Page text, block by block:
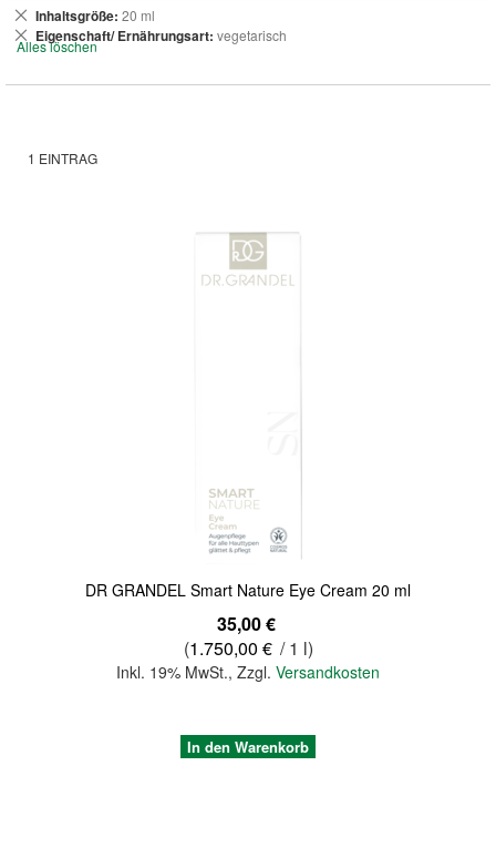
1 EINTRAG
DR GRANDEL Smart Nature Eye Cream 20 ml
35,00 €
(1.750,00 € / 1 l)
Inkl. 19% MwSt., Zzgl. Versandkosten
In den Warenkorb
Inhaltsgröße 20 ml
Dies
entfernen
Eigenschaft/ Ernährungsart vegetarisch
Dies
entfernen
Alles löschen